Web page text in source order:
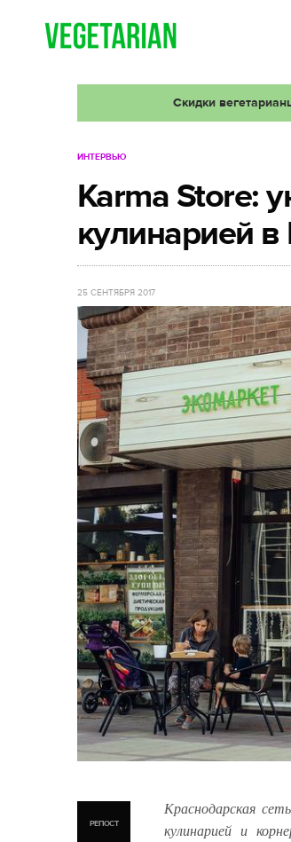
Скидки
ИНТЕРВЬЮ
Karma Store:
кулинарией
25 СЕНТЯБРЯ 2017
РЕПОСТ
Краснодарская
кулинарией и